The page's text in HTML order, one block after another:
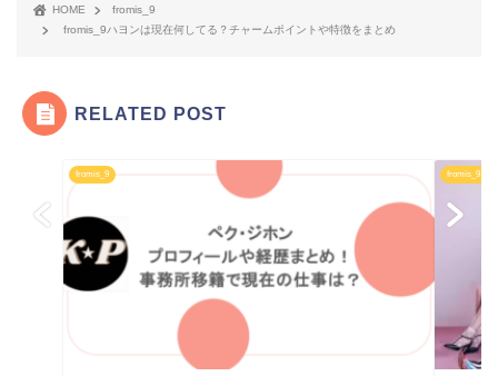
HOME
fromis_9
fromis_9ハヨンは現在何してる？チャームポイントや特徴をまとめ
RELATED POST
fromis_9 fromis_9